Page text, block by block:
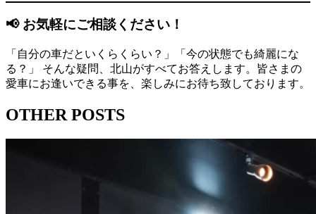
📢 お気軽にご相談ください！
「自分の車だといくらくらい？」「今の状態でも綺麗にな
る？」 そんな疑問、北山がすべてお答えします。皆さまの
愛車にお逢いできる事を、楽しみにお待ち致しております。
OTHER POSTS